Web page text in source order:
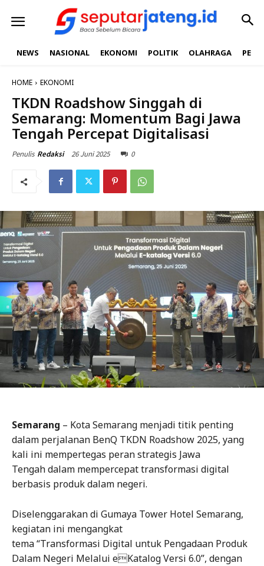
NEWS NASIONAL EKONOMI POLITIK OLAHRAGA
HOME EKONOMI
TKDN Roadshow Singgah di
Semarang: Momentum Bagi Jawa
Tengah Percepat Digitalisasi
Penulis Redaksi 26 Juni 2025 0
Semarang – Kota Semarang menjadi titik penting
dalam perjalanan BenQ TKDN Roadshow 2025, yang
kali ini mempertegas peran strategis Jawa
Tengah dalam mempercepat transformasi digital
berbasis produk dalam negeri.
Diselenggarakan di Gumaya Tower Hotel Semarang,
kegiatan ini mengangkat
tema “Transformasi Digital untuk Pengadaan Produk
Dalam Negeri Melalui eKatalog Versi 6.0”, dengan